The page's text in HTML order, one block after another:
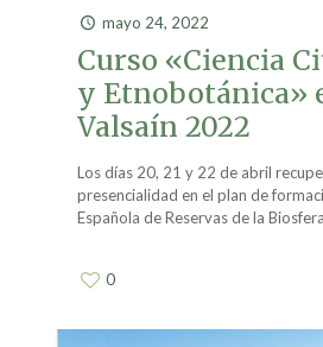
mayo 24, 2022
Curso «Ciencia
y Etnobotánica»
Valsaín 2022
Los días 20, 21 y 22 de abril
presencialidad en el plan de
Española de Reservas de la
0